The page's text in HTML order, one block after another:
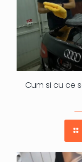
Cum si cu ce